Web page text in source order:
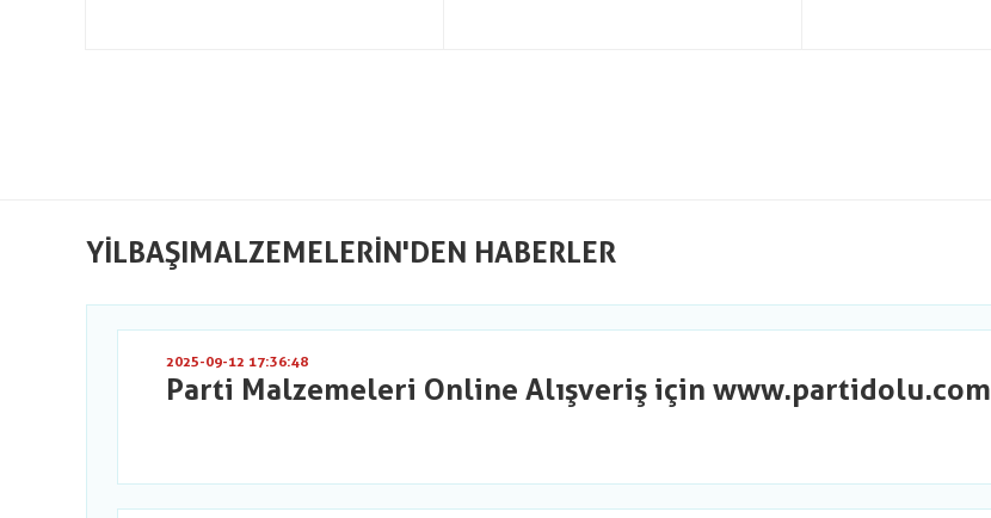
YILBAŞIMALZEMELERIN'DEN HABERLER
2025-09-12 17:36:48
Parti Malzemeleri Online Alışveriş için www.partidolu.com